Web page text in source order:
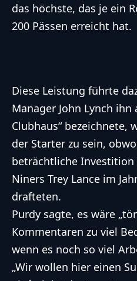
das höchste, das je ein
200 Pässen erreicht hat.
Diese Leistung führte
Manager John Lynch ihn
Clubhaus“ bezeichnete,
der Starter zu sein,
beträchtliche
Niners Trey Lance im
drafteten.
Purdy sagte, es wäre
Kommentaren zu viel
wenn es noch so viel
„Wir wollen hier einen